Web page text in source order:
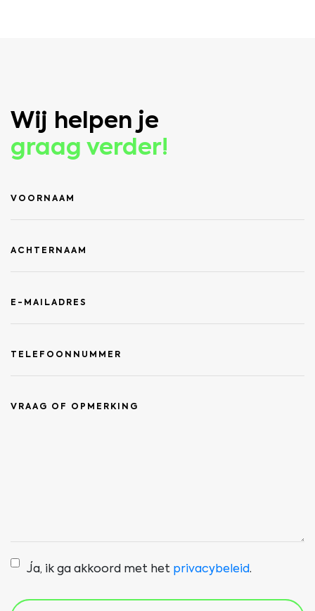
Wij helpen je
graag verder!
Ja, ik ga akkoord met het privacybeleid.